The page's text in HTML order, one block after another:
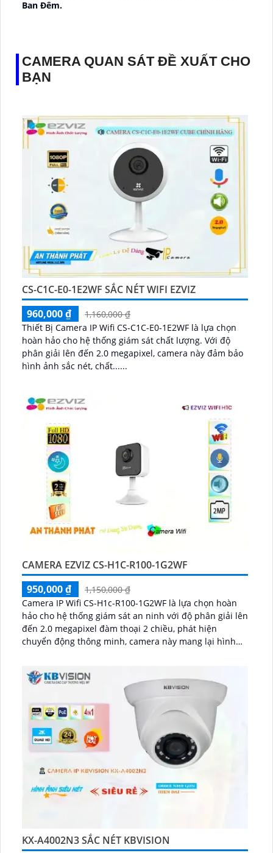
Ban Ðêm.
CAMERA QUAN SÁT ĐỀ XUẤT CHO
BẠN
CS-C1C-E0-1E2WF SẮC NÉT WIFI EZVIZ
960,000 ₫
1,160,000 ₫
Thiết Bị Camera IP Wifi CS-C1C-E0-1E2WF là lựa chọn
hoàn hảo cho hệ thống giám sát chất lượng. Với độ
phân giải lên đến 2.0 megapixel, camera này đảm bảo
hình ảnh sắc nét, chất......
CAMERA EZVIZ CS-H1C-R100-1G2WF
950,000 ₫
1,150,000 ₫
Camera IP Wifi CS-H1c-R100-1G2WF là lựa chọn hoàn
hảo cho hệ thống giám sát an ninh với độ phân giải lên
đến 2.0 megapixel đàm thoại 2 chiều, phát hiện
chuyển động thông minh, camera này mang lại hình
KX-A4002N3 SẮC NÉT KBVISION